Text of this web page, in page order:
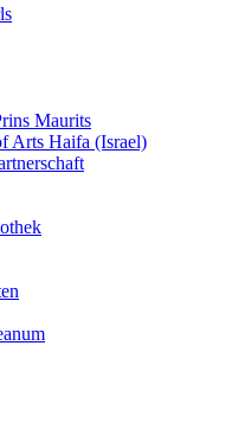
Maurits
Arts Haifa (Israel)